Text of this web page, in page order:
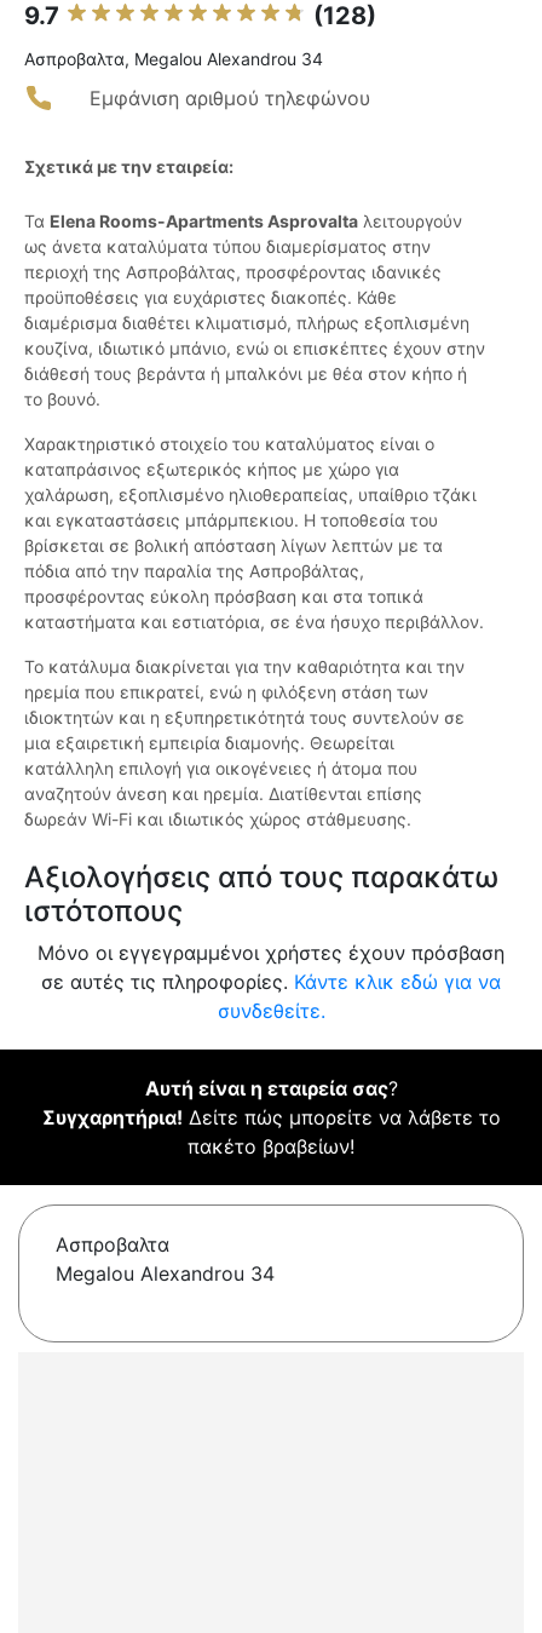
9.7 (128)
Ασπροβαλτα, Megalou Alexandrou 34
Εμφάνιση αριθμού τηλεφώνου
Σχετικά με την εταιρεία:
Τα Elena Rooms-Apartments Asprovalta λειτουργούν
ως άνετα καταλύματα τύπου διαμερίσματος στην
περιοχή της Ασπροβάλτας, προσφέροντας ιδανικές
προϋποθέσεις για ευχάριστες διακοπές. Κάθε
διαμέρισμα διαθέτει κλιματισμό, πλήρως εξοπλισμένη
κουζίνα, ιδιωτικό μπάνιο, ενώ οι επισκέπτες έχουν στην
διάθεσή τους βεράντα ή μπαλκόνι με θέα στον κήπο ή
το βουνό.
Χαρακτηριστικό στοιχείο του καταλύματος είναι ο
καταπράσινος εξωτερικός κήπος με χώρο για
χαλάρωση, εξοπλισμένο ηλιοθεραπείας, υπαίθριο τζάκι
και εγκαταστάσεις μπάρμπεκιου. Η τοποθεσία του
βρίσκεται σε βολική απόσταση λίγων λεπτών με τα
πόδια από την παραλία της Ασπροβάλτας,
προσφέροντας εύκολη πρόσβαση και στα τοπικά
καταστήματα και εστιατόρια, σε ένα ήσυχο περιβάλλον.
Το κατάλυμα διακρίνεται για την καθαριότητα και την
ηρεμία που επικρατεί, ενώ η φιλόξενη στάση των
ιδιοκτητών και η εξυπηρετικότητά τους συντελούν σε
μια εξαιρετική εμπειρία διαμονής. Θεωρείται
κατάλληλη επιλογή για οικογένειες ή άτομα που
αναζητούν άνεση και ηρεμία. Διατίθενται επίσης
δωρεάν Wi-Fi και ιδιωτικός χώρος στάθμευσης.
Αξιολογήσεις από τους παρακάτω
ιστότοπους
Μόνο οι εγγεγραμμένοι χρήστες έχουν πρόσβαση
σε αυτές τις πληροφορίες. Κάντε κλικ εδώ για να
συνδεθείτε.
Αυτή είναι η εταιρεία σας?
Συγχαρητήρια! Δείτε πώς μπορείτε να λάβετε το
πακέτο βραβείων!
Ασπροβαλτα
Megalou Alexandrou 34